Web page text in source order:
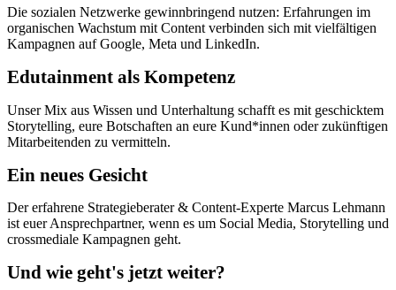
Die sozialen Netzwerke gewinnbringend nutzen: Erfahrungen im
organischen Wachstum mit Content verbinden sich mit vielfältigen
Kampagnen auf Google, Meta und LinkedIn.
Edutainment als Kompetenz
Unser Mix aus Wissen und Unterhaltung schafft es mit geschicktem
Storytelling, eure Botschaften an eure Kund*innen oder zukünftigen
Mitarbeitenden zu vermitteln.
Ein neues Gesicht
Der erfahrene Strategieberater & Content-Experte Marcus Lehmann
ist euer Ansprechpartner, wenn es um Social Media, Storytelling und
crossmediale Kampagnen geht.
Und wie geht's jetzt weiter?